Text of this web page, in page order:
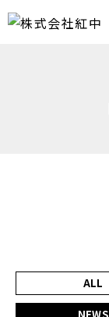
GALLERYALL